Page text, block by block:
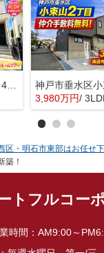
神戸市垂水区桃山台4丁目 新築戸建B号棟 仲介手数料無料！
3,980万円/
区・明石市東部はお任せ
築！
トフルコー
時間： AM9:00～